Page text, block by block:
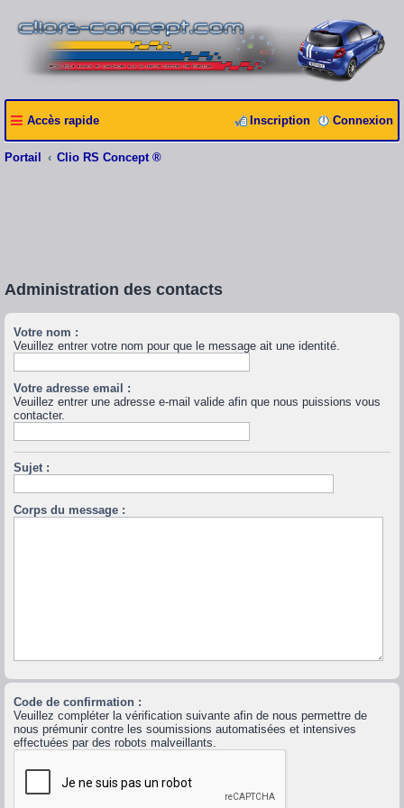
Accès rapide Connexion
Inscription
Portail Clio RS Concept ®
Administration des contacts
Votre nom :
Veuillez entrer votre nom pour que le message ait une identité.
Votre adresse email :
Veuillez entrer une adresse e-mail valide afin que nous puissions vous
contacter.
Sujet :
Corps du message :
Code de confirmation :
Veuillez compléter la vérification suivante afin de nous permettre de
nous prémunir contre les soumissions automatisées et intensives
effectuées par des robots malveillants.